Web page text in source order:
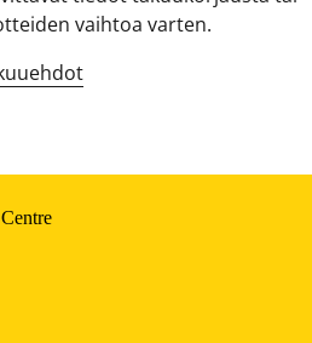
vaihtoa varten.